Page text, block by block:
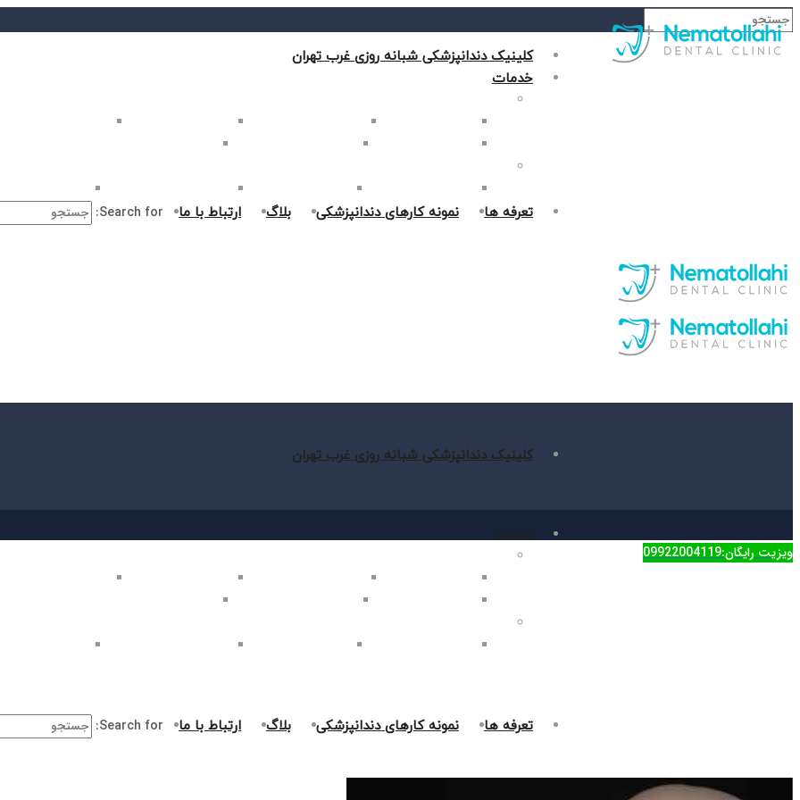
کلینیک دندانپزشکی شبانه روزی غرب تهران
خدمات
جراحی فک در غرب تهران
بلیچینگ دندان در غرب تهران لمینت دندان در غرب تهران کامپوزیت دندان در غرب
روکش دندان در غرب تهران
اصلاح طرح لبخند در غرب تهران
پر کردن دندان در غرب تهران
جراحی دندان در غرب تهران درمان ریشه دندان در غرب تهران جراحی لثه در غرب
تعرفه ها نمونه کارهای دندانپزشکی بلاگ ارتباط با ما Search for:
کلینیک دندانپزشکی شبانه روزی غرب تهران
جراحی فک در غرب تهران
بلیچینگ دندان در غرب تهران لمینت دندان در غرب تهران کامپوزیت دندان در غرب
روکش دندان در غرب تهران
اصلاح طرح لبخند در غرب تهران
پر کردن دندان در غرب تهران
جراحی دندان در غرب تهران درمان ریشه دندان در غرب تهران جراحی لثه در غرب
تعرفه ها نمونه کارهای دندانپزشکی بلاگ ارتباط با ما Search for:
ویزیت رایگان:09922004119